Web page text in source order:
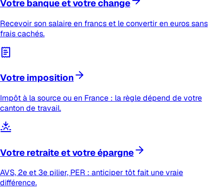
Votre banque et votre change
Recevoir son salaire en francs et le convertir en euros sans
frais cachés.
Votre imposition
Impôt à la source ou en France : la règle dépend de votre
canton de travail.
Votre retraite et votre épargne
AVS, 2e et 3e pilier, PER : anticiper tôt fait une vraie
différence.